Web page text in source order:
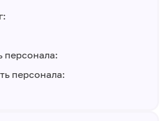
персонала:
персонала: